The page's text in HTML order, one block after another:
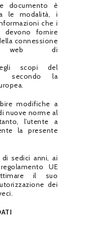
documento è
le modalità, i
che i
devono fornire
connessione
web di
scopi del
secondo la
modifiche a
nuove norme al
l’utente a
la presente
sedici anni, ai
UE
il suo
dei